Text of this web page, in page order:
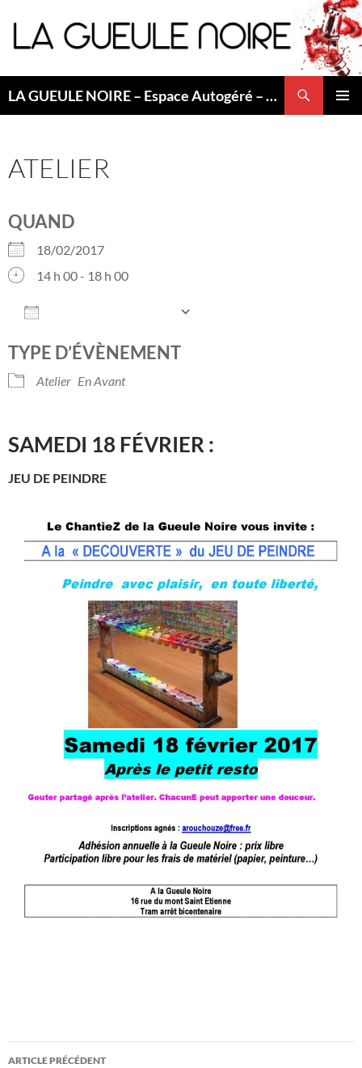
au
contenu
LA GUEULE NOIRE – Espace Autogéré – Saint Etienne
ATELIER
QUAND
18/02/2017
14 h 00 - 18 h 00
TYPE D’ÉVÈNEMENT
Atelier En Avant
SAMEDI 18 FÉVRIER :
JEU DE PEINDRE
Navigation
ARTICLE PRÉCÉDENT